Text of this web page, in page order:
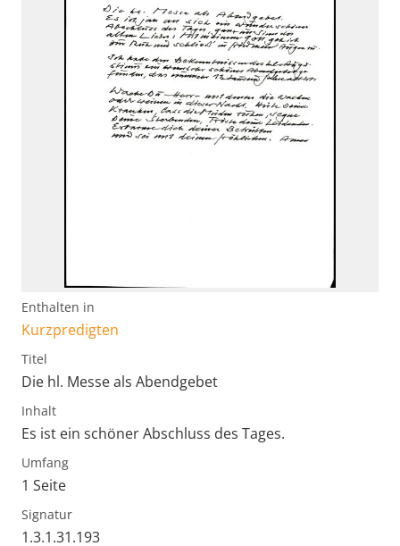
Enthalten in
Kurzpredigten
Titel
Die hl. Messe als Abendgebet
Inhalt
Es ist ein schöner Abschluss des Tages.
Umfang
1 Seite
Signatur
1.3.1.31.193